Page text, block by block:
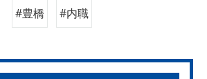
#豊橋 #内職